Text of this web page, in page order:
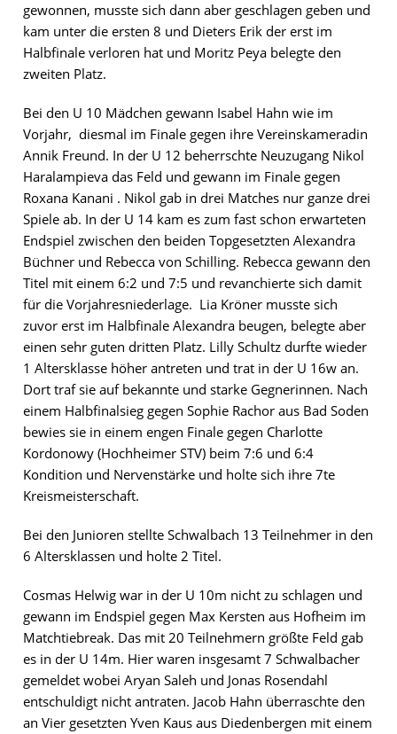
gewonnen, musste sich dann aber geschlagen geben und
kam unter die ersten 8 und Dieters Erik der erst im
Halbfinale verloren hat und Moritz Peya belegte den
zweiten Platz.
Bei den U 10 Mädchen gewann Isabel Hahn wie im
Vorjahr, diesmal im Finale gegen ihre Vereinskameradin
Annik Freund. In der U 12 beherrschte Neuzugang Nikol
Haralampieva das Feld und gewann im Finale gegen
Roxana Kanani . Nikol gab in drei Matches nur ganze drei
Spiele ab. In der U 14 kam es zum fast schon erwarteten
Endspiel zwischen den beiden Topgesetzten Alexandra
Büchner und Rebecca von Schilling. Rebecca gewann den
Titel mit einem 6:2 und 7:5 und revanchierte sich damit
für die Vorjahresniederlage. Lia Kröner musste sich
zuvor erst im Halbfinale Alexandra beugen, belegte aber
einen sehr guten dritten Platz. Lilly Schultz durfte wieder
1 Altersklasse höher antreten und trat in der U 16w an.
Dort traf sie auf bekannte und starke Gegnerinnen. Nach
einem Halbfinalsieg gegen Sophie Rachor aus Bad Soden
bewies sie in einem engen Finale gegen Charlotte
Kordonowy (Hochheimer STV) beim 7:6 und 6:4
Kondition und Nervenstärke und holte sich ihre 7te
Kreismeisterschaft.
Bei den Junioren stellte Schwalbach 13 Teilnehmer in den
6 Altersklassen und holte 2 Titel.
Cosmas Helwig war in der U 10m nicht zu schlagen und
gewann im Endspiel gegen Max Kersten aus Hofheim im
Matchtiebreak. Das mit 20 Teilnehmern größte Feld gab
es in der U 14m. Hier waren insgesamt 7 Schwalbacher
gemeldet wobei Aryan Saleh und Jonas Rosendahl
entschuldigt nicht antraten. Jacob Hahn überraschte den
an Vier gesetzten Yven Kaus aus Diedenbergen mit einem